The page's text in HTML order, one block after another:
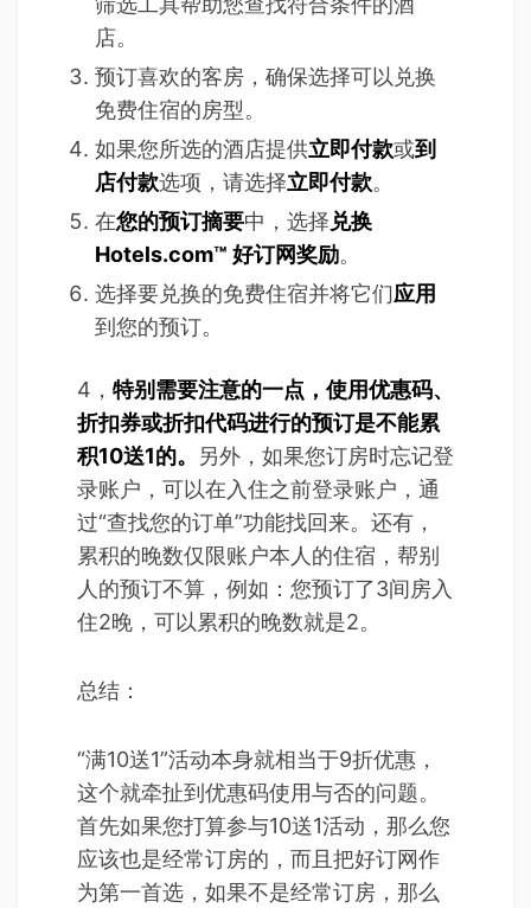
店。
预订喜欢的客房，确保选择可以兑换
免费住宿的房型。
如果您所选的酒店提供立即付款或到
店付款选项，请选择立即付款。
在您的预订摘要中，选择 兑换
Hotels.com™ 好订网奖励。
选择要兑换的免费住宿并将它们应用
到您的预订。
4， 特别需要注意的一点，使用优惠码、
折扣券或折扣代码进行的预订是不能累
积10送1的。 另外，如果您订房时忘记登
录账户，可以在入住之前登录账户，通
过“查找您的订单”功能找回来。还有，
累积的晚数仅限账户本人的住宿，帮别
人的预订不算，例如：您预订了3间房入
住2晚，可以累积的晚数就是2。
总结：
“满10送1”活动本身就相当于9折优惠，
这个就牵扯到优惠码使用与否的问题。
首先如果您打算参与10送1活动，那么您
应该也是经常订房的，而且把好订网作
为第一首选，如果不是经常订房，那么